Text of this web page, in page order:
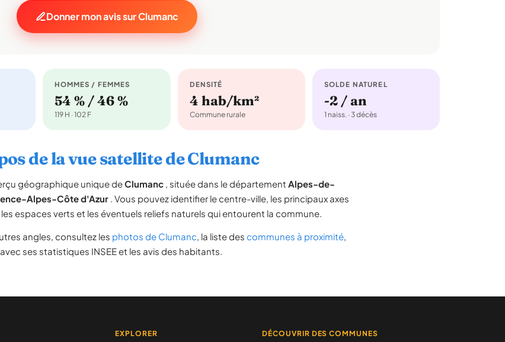
Donner mon avis sur Clumanc
HOMMES / FEMMES
54 % / 46 %
119 H · 102 F
DENSITÉ
4 hab/km²
Commune rurale
SOLDE NATUREL
-2 / an
1 naiss. · 3 décès
de la vue satellite de Clumanc
géographique unique deClumanc , située dans le département Alpes-de-
Alpes-Côte d'Azur . Vous pouvez identifier le centre-ville, les principaux axes
espaces verts et les éventuels reliefs naturels qui entourent la commune.
angles, consultez les photos de Clumanc, la liste des communes à proximité,
avec ses statistiques INSEE et les avis des habitants.
EXPLORER DÉCOUVRIR DES COMMUNES